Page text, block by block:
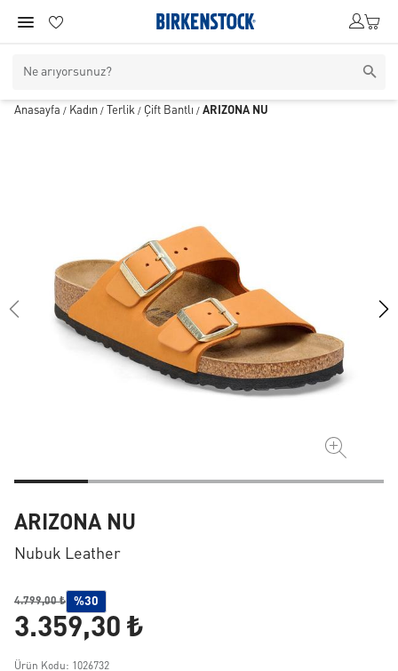
Anasayfa / Kadın / Terlik / Çift Bantlı / ARIZONA NU
ARIZONA NU
Nubuk Leather
4.799,00 ₺ %30
3.359,30 ₺
Ürün Kodu: 1026732